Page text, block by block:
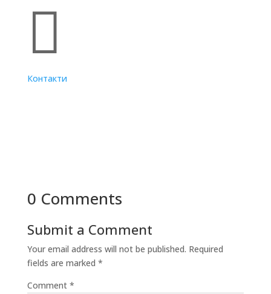

Контакти
0 Comments
Submit a Comment
Your email address will not be published. Required
fields are marked *
Comment *